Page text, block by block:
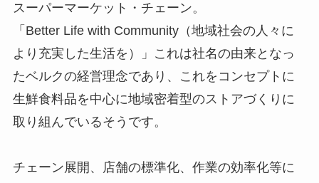
スーパーマーケット・チェーン。
「Better Life with Community（地域社会の人々に
より充実した生活を）」これは社名の由来となっ
たベルクの経営理念であり、これをコンセプトに
生鮮食料品を中心に地域密着型のストアづくりに
取り組んでいるそうです。
チェーン展開、店舗の標準化、作業の効率化等に